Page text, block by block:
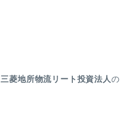
三菱地所物流リート投資法人の